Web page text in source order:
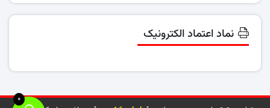
نماد اعتماد الکترونیک
0